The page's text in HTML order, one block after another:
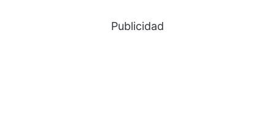
Publicidad